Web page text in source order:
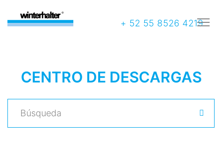
+ 52 55 8526 4219
CENTRO DE DESCARGAS